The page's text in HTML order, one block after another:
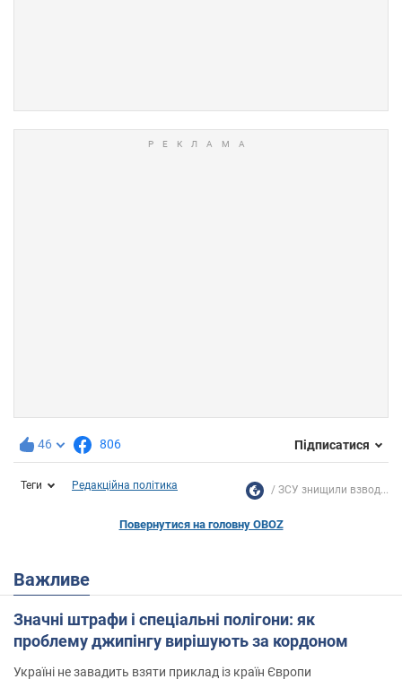
46 806 Підписатися
Теги Редакційна політика ЗСУ знищили взвод...
Повернутися на головну OBOZ
Важливе
Значні штрафи і спеціальні полігони: як
проблему джипінгу вирішують за кордоном
Україні не завадить взяти приклад із країн Європи